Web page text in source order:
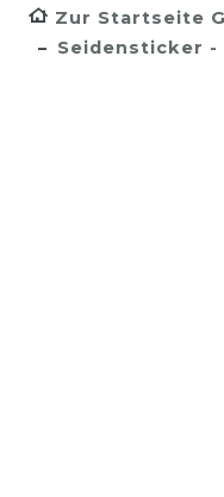
Zur Startseite
Seidensticker -